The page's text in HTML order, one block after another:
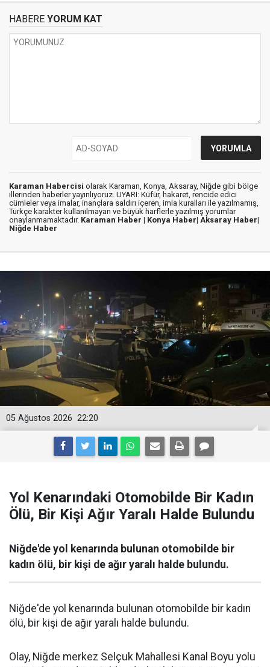
HABERE YORUM KAT
Karaman Habercisi olarak Karaman, Konya, Aksaray, Niğde gibi bölge
illerinden haberler yayınlıyoruz. UYARI: Küfür, hakaret, rencide edici
cümleler veya imalar, inançlara saldırı içeren, imla kuralları ile yazılmamış,
Türkçe karakter kullanılmayan ve büyük harflerle yazılmış yorumlar
onaylanmamaktadır. Karaman Haber | Konya Haber| Aksaray Haber|
Niğde Haber
22:20
05 Ağustos 2026
Yol Kenarındaki Otomobilde Bir Kadın
Ölü, Bir Kişi Ağır Yaralı Halde Bulundu
Niğde'de yol kenarında bulunan otomobilde bir
kadın ölü, bir kişi de ağır yaralı halde bulundu.
Niğde'de yol kenarında bulunan otomobilde bir kadın
ölü, bir kişi de ağır yaralı halde bulundu.
Olay, Niğde merkez Selçuk Mahallesi Kanal Boyu yolu